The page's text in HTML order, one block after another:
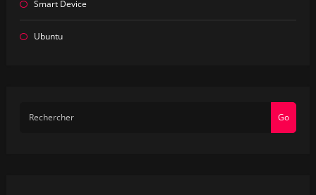
Smart Device
Ubuntu
Go